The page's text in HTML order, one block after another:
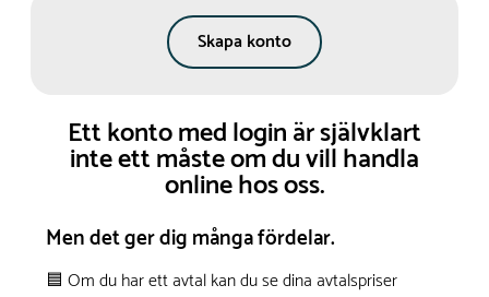
Skapa konto
Ett konto med login är självklart
inte ett måste om du vill handla
online hos oss.
Men det ger dig många fördelar.
🟦 Om du har ett avtal kan du se dina avtalspriser